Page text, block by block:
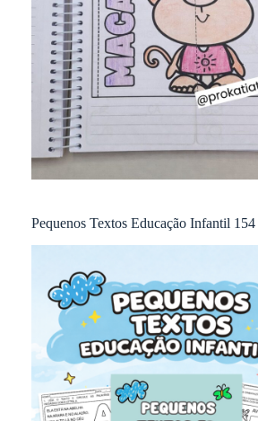
Pequenos Textos Educação Infantil 154